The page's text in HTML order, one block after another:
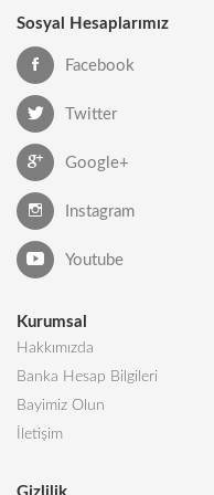
Sosyal Hesaplarımız
Facebook
Twitter
Google+
Instagram
Youtube
Kurumsal
Hakkımızda
Banka Hesap Bilgileri
Bayimiz Olun
İletişim